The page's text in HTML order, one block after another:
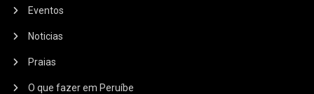
Eventos
Noticias
Praias
O que fazer em Peruíbe